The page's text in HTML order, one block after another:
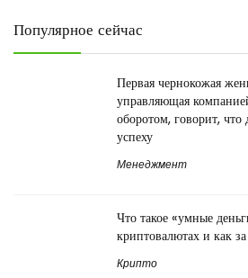
Популярное сейчас
Первая чернокожая
управляющая
оборотом, говорит,
успеху
Менеджмент
Что такое «умные
криптовалютах и как
Крипто